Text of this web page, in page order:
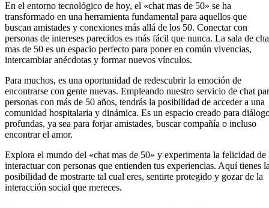
En el entorno tecnológico de hoy, el «chat mas de 50» se ha
transformado en una herramienta fundamental para aquellos que
buscan amistades y conexiones más allá de los 50. Conectar con
personas de intereses parecidos es más fácil que nunca. La sala de
mas de 50 es un espacio perfecto para poner en común vivencias,
intercambiar anécdotas y formar nuevos vínculos.
Para muchos, es una oportunidad de redescubrir la emoción de
encontrarse con gente nuevas. Empleando nuestro servicio de chat
personas con más de 50 años, tendrás la posibilidad de acceder a una
comunidad hospitalaria y dinámica. Es un espacio creado para
profundas, ya sea para forjar amistades, buscar compañía o incluso
encontrar el amor.
Explora el mundo del «chat mas de 50» y experimenta la felicidad de
interactuar con personas que entienden tus experiencias. Aquí tienes
posibilidad de mostrarte tal cual eres, sentirte protegido y gozar de la
interacción social que mereces.